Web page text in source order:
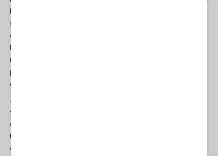
scaricarne il caricatore mentre Donald Trump si presentava
davanti a una folla di sostenitori in una piccola città della
ma sappiamo bene che Crooks era esposto all'atmosfera
politica dominante. Tutti gli americani respirano la stessa aria
che respirava Crooks.
Joe Biden e il resto della macchina democratica ora negano
vigorosamente che la loro stravagante retorica infiammatoria
che demonizza Donald Trump abbia qualcosa a che fare con il
tentativo di Thomas Matthew Crooks di assassinare un
candidato politico. Si tratta di un'argomentazione palesemente